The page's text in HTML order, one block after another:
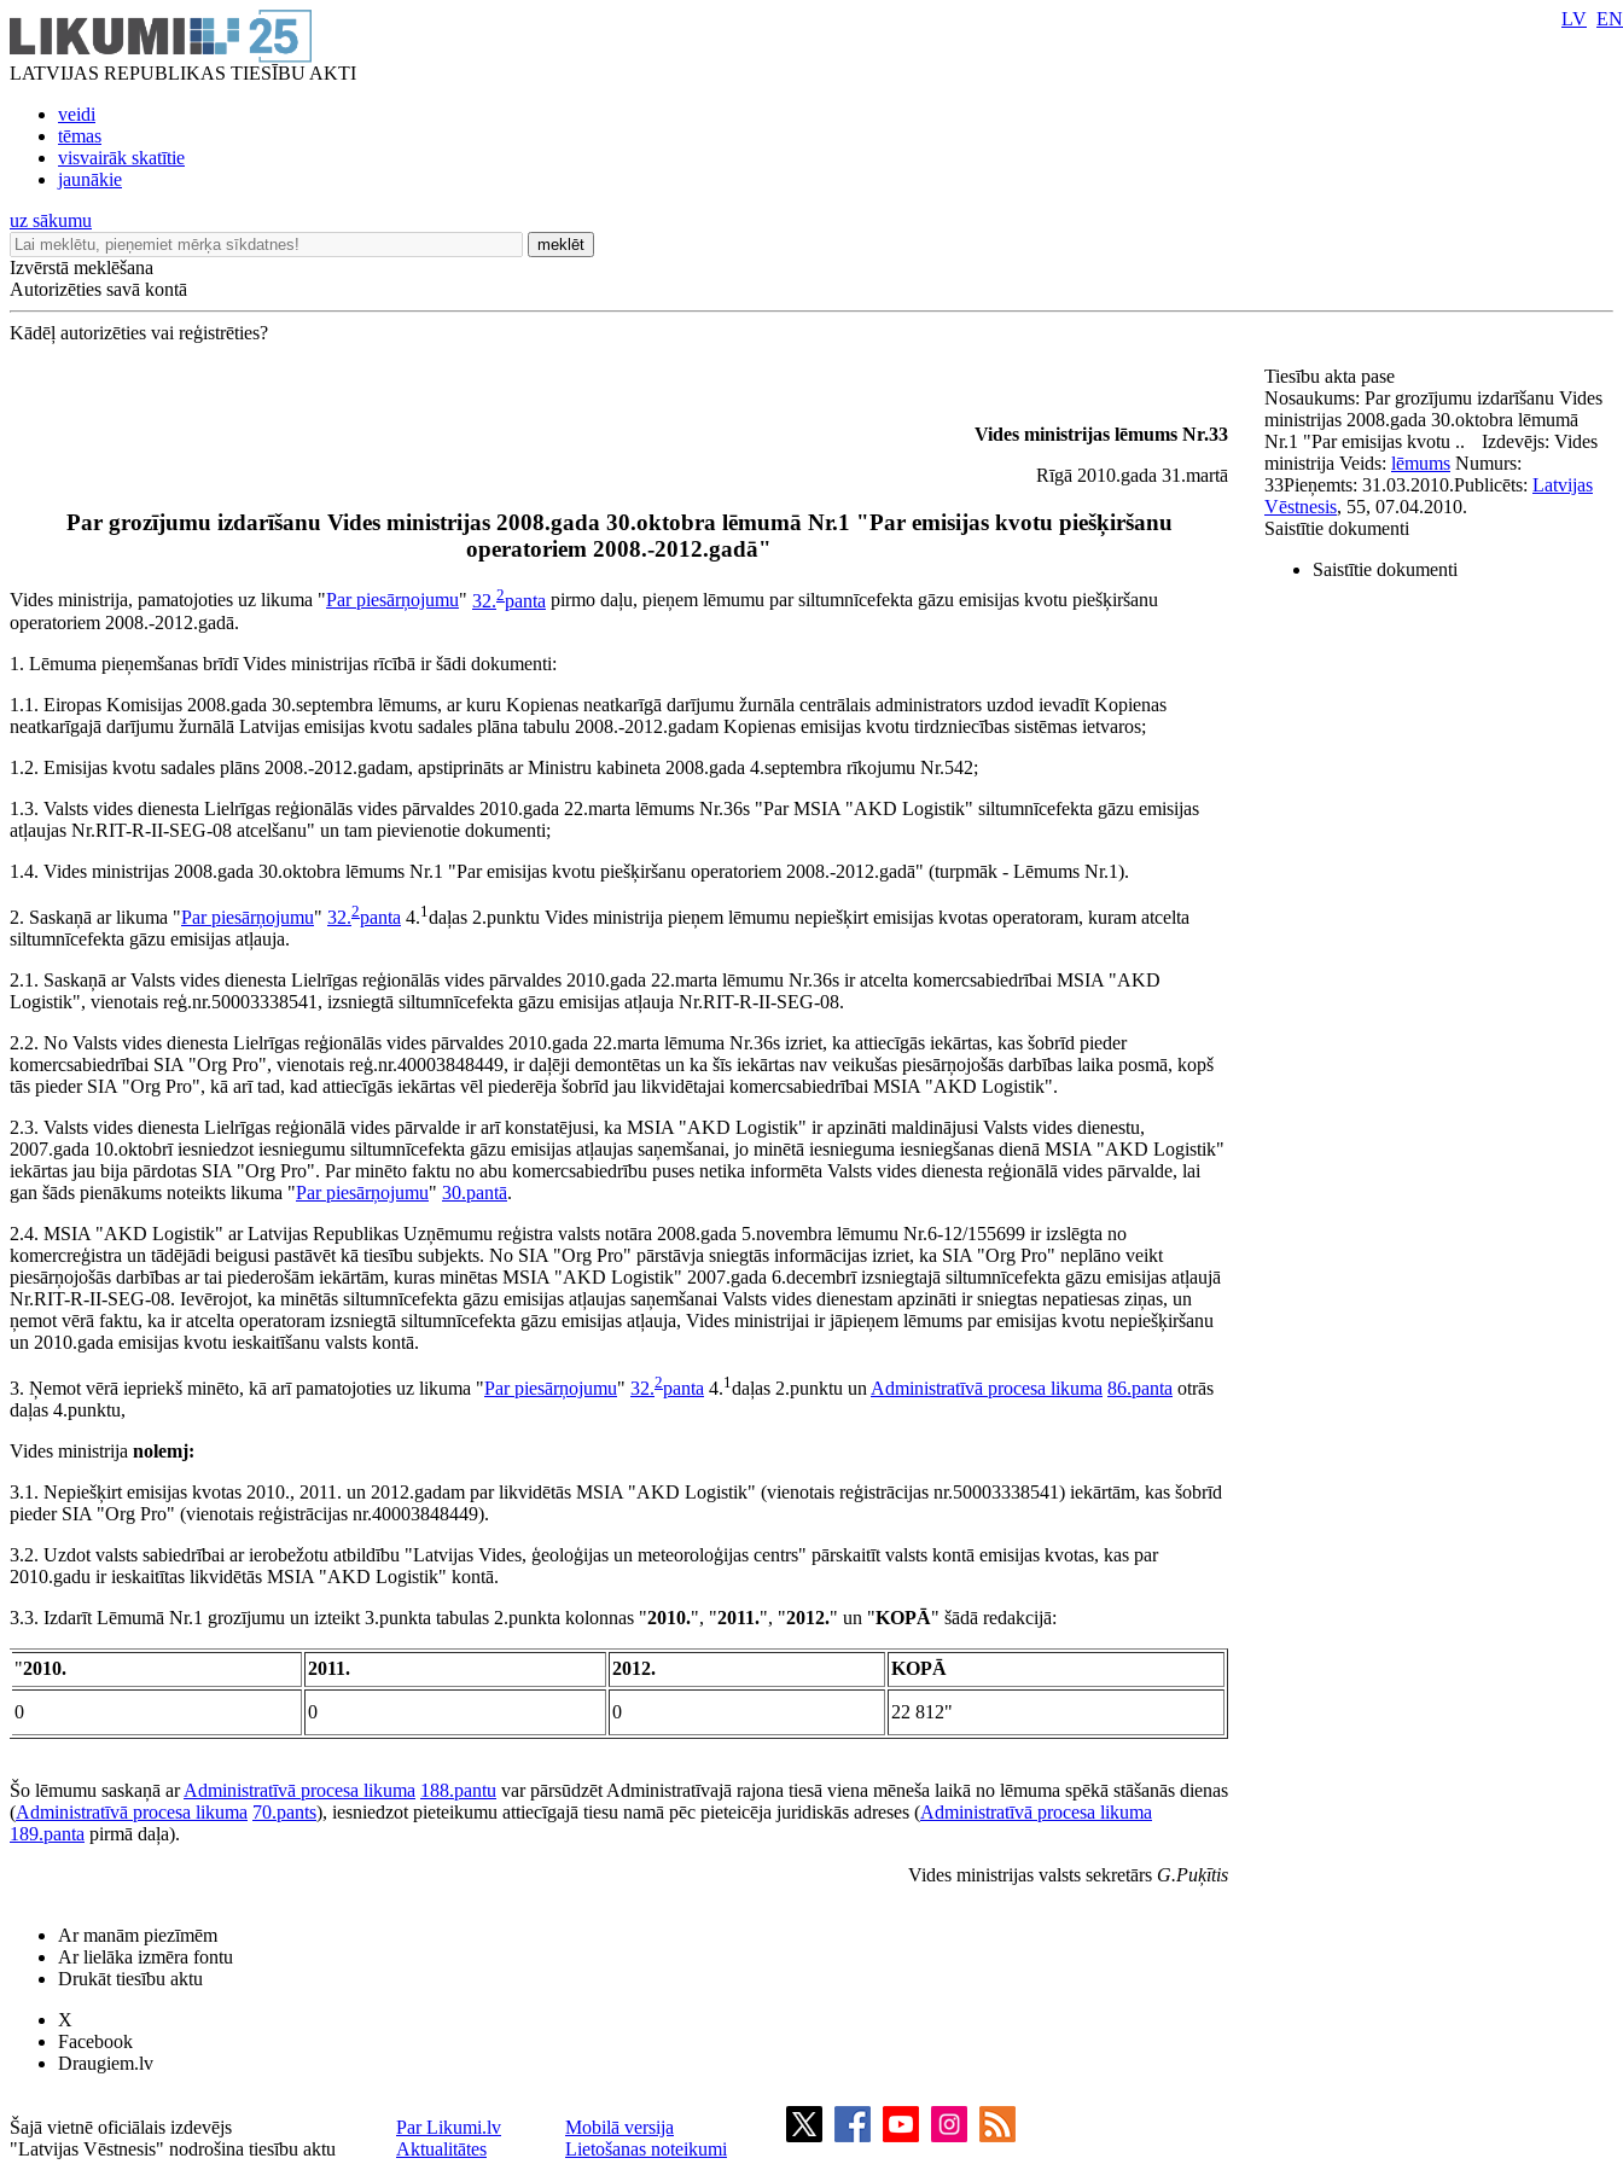
LATVIJAS REPUBLIKAS TIESĪBU AKTI
veidi
tēmas
visvairāk skatītie
jaunākie
LV EN
uz sākumu
meklēt
Izvērstā meklēšana
Autorizēties savā kontā
Kādēļ autorizēties vai reģistrēties?
Vides ministrijas lēmums Nr.33
Rīgā 2010.gada 31.martā
Par grozījumu izdarīšanu Vides ministrijas 2008.gada 30.oktobra lēmumā Nr.1 "Par emisijas kvotu piešķiršanu
operatoriem 2008.-2012.gadā"
Vides ministrija, pamatojoties uz likuma "Par piesārņojumu" 32.2panta pirmo daļu, pieņem lēmumu par siltumnīcefekta gāzu emisijas kvotu piešķiršanu
operatoriem 2008.-2012.gadā.
1. Lēmuma pieņemšanas brīdī Vides ministrijas rīcībā ir šādi dokumenti:
1.1. Eiropas Komisijas 2008.gada 30.septembra lēmums, ar kuru Kopienas neatkarīgā darījumu žurnāla centrālais administrators uzdod ievadīt Kopienas
neatkarīgajā darījumu žurnālā Latvijas emisijas kvotu sadales plāna tabulu 2008.-2012.gadam Kopienas emisijas kvotu tirdzniecības sistēmas ietvaros;
1.2. Emisijas kvotu sadales plāns 2008.-2012.gadam, apstiprināts ar Ministru kabineta 2008.gada 4.septembra rīkojumu Nr.542;
1.3. Valsts vides dienesta Lielrīgas reģionālās vides pārvaldes 2010.gada 22.marta lēmums Nr.36s "Par MSIA "AKD Logistik" siltumnīcefekta gāzu emisijas
atļaujas Nr.RIT-R-II-SEG-08 atcelšanu" un tam pievienotie dokumenti;
1.4. Vides ministrijas 2008.gada 30.oktobra lēmums Nr.1 "Par emisijas kvotu piešķiršanu operatoriem 2008.-2012.gadā" (turpmāk - Lēmums Nr.1).
2. Saskaņā ar likuma "Par piesārņojumu" 32.2panta 4.1 daļas 2.punktu Vides ministrija pieņem lēmumu nepiešķirt emisijas kvotas operatoram, kuram atcelta
siltumnīcefekta gāzu emisijas atļauja.
2.1. Saskaņā ar Valsts vides dienesta Lielrīgas reģionālās vides pārvaldes 2010.gada 22.marta lēmumu Nr.36s ir atcelta komercsabiedrībai MSIA "AKD
Logistik", vienotais reģ.nr.50003338541, izsniegtā siltumnīcefekta gāzu emisijas atļauja Nr.RIT-R-II-SEG-08.
2.2. No Valsts vides dienesta Lielrīgas reģionālās vides pārvaldes 2010.gada 22.marta lēmuma Nr.36s izriet, ka attiecīgās iekārtas, kas šobrīd pieder
komercsabiedrībai SIA "Org Pro", vienotais reģ.nr.40003848449, ir daļēji demontētas un ka šīs iekārtas nav veikušas piesārņojošās darbības laika posmā, kopš
tās pieder SIA "Org Pro", kā arī tad, kad attiecīgās iekārtas vēl piederēja šobrīd jau likvidētajai komercsabiedrībai MSIA "AKD Logistik".
2.3. Valsts vides dienesta Lielrīgas reģionālā vides pārvalde ir arī konstatējusi, ka MSIA "AKD Logistik" ir apzināti maldinājusi Valsts vides dienestu,
2007.gada 10.oktobrī iesniedzot iesniegumu siltumnīcefekta gāzu emisijas atļaujas saņemšanai, jo minētā iesnieguma iesniegšanas dienā MSIA "AKD Logistik"
iekārtas jau bija pārdotas SIA "Org Pro". Par minēto faktu no abu komercsabiedrību puses netika informēta Valsts vides dienesta reģionālā vides pārvalde, lai
gan šāds pienākums noteikts likuma "Par piesārņojumu" 30.pantā.
2.4. MSIA "AKD Logistik" ar Latvijas Republikas Uzņēmumu reģistra valsts notāra 2008.gada 5.novembra lēmumu Nr.6-12/155699 ir izslēgta no
komercreģistra un tādējādi beigusi pastāvēt kā tiesību subjekts. No SIA "Org Pro" pārstāvja sniegtās informācijas izriet, ka SIA "Org Pro" neplāno veikt
piesārņojošās darbības ar tai piederošām iekārtām, kuras minētas MSIA "AKD Logistik" 2007.gada 6.decembrī izsniegtajā siltumnīcefekta gāzu emisijas atļaujā
Nr.RIT-R-II-SEG-08. Ievērojot, ka minētās siltumnīcefekta gāzu emisijas atļaujas saņemšanai Valsts vides dienestam apzināti ir sniegtas nepatiesas ziņas, un
ņemot vērā faktu, ka ir atcelta operatoram izsniegtā siltumnīcefekta gāzu emisijas atļauja, Vides ministrijai ir jāpieņem lēmums par emisijas kvotu nepiešķiršanu
un 2010.gada emisijas kvotu ieskaitīšanu valsts kontā.
3. Ņemot vērā iepriekš minēto, kā arī pamatojoties uz likuma "Par piesārņojumu" 32.2panta 4.1daļas 2.punktu unAdministratīvā procesa likuma 86.panta otrās
daļas 4.punktu,
Vides ministrija nolemj:
3.1. Nepiešķirt emisijas kvotas 2010., 2011. un 2012.gadam par likvidētās MSIA "AKD Logistik" (vienotais reģistrācijas nr.50003338541) iekārtām, kas šobrīd
pieder SIA "Org Pro" (vienotais reģistrācijas nr.40003848449).
3.2. Uzdot valsts sabiedrībai ar ierobežotu atbildību "Latvijas Vides, ģeoloģijas un meteoroloģijas centrs" pārskaitīt valsts kontā emisijas kvotas, kas par
2010.gadu ir ieskaitītas likvidētās MSIA "AKD Logistik" kontā.
3.3. Izdarīt Lēmumā Nr.1 grozījumu un izteikt 3.punkta tabulas 2.punkta kolonnas "2010.", "2011.", "2012." un "KOPĀ" šādā redakcijā:
"2010. 2011. 2012. KOPĀ
0 0 0 22 812"
Šo lēmumu saskaņā arAdministratīvā procesa likuma 188.pantu var pārsūdzēt Administratīvajā rajona tiesā viena mēneša laikā no lēmuma spēkā stāšanās dienas
(Administratīvā procesa likuma 70.pants), iesniedzot pieteikumu attiecīgajā tiesu namā pēc pieteicēja juridiskās adreses (Administratīvā procesa likuma
189.panta pirmā daļa).
Vides ministrijas valsts sekretārs G.Puķītis
Tiesību akta pase
Nosaukums: Par grozījumu izdarīšanu Vides
ministrijas 2008.gada 30.oktobra lēmumā
Nr.1 "Par emisijas kvotu ..
Izdevējs: Vides
ministrija Veids: lēmums Numurs:
33Pieņemts: 31.03.2010.Publicēts: Latvijas
Vēstnesis, 55, 07.04.2010.
Saistītie dokumenti
Saistītie dokumenti
Ar manām piezīmēm
Ar lielāka izmēra fontu
Drukāt tiesību aktu
X
Facebook
Draugiem.lv
Šajā vietnē oficiālais izdevējs
"Latvijas Vēstnesis" nodrošina tiesību aktu
Par Likumi.lv
Aktualitātes
Mobilā versija
Lietošanas noteikumi